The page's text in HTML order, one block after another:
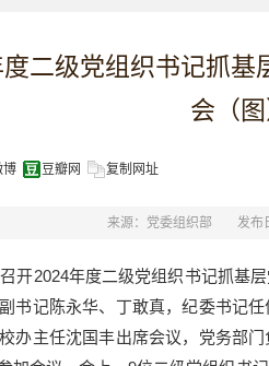
二级党组织书记抓
会（图
博 豆瓣网 复制网址
来源：党委组织部 发布
2024年度二级党组织书记抓基
书记陈永华、丁敢真，纪委书记
办主任沈国丰出席会议，党务部